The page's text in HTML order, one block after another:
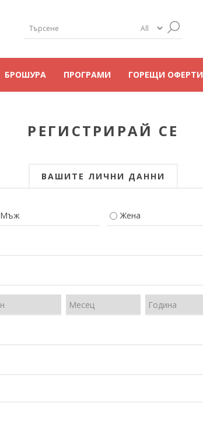
БРОШУРА ПРОГРАМИ ГОРЕЩИ ОФЕРТИ
РЕГИСТРИРАЙ СЕ
ВАШИТЕ ЛИЧНИ ДАННИ
Мъж Жена